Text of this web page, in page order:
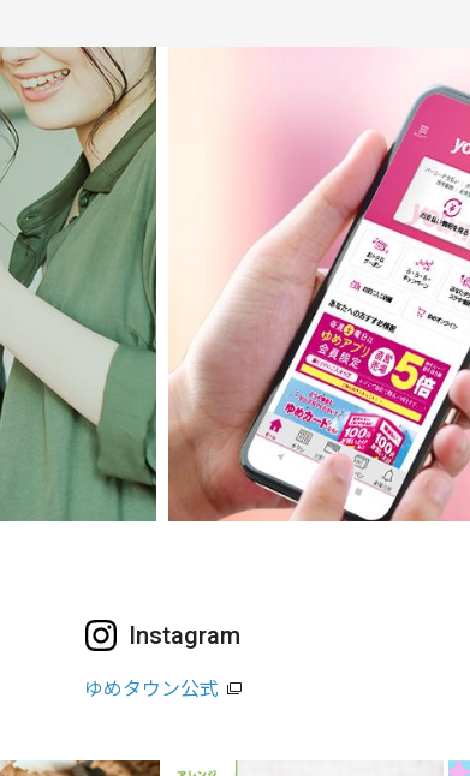
Instagram
ゆめタウン公式